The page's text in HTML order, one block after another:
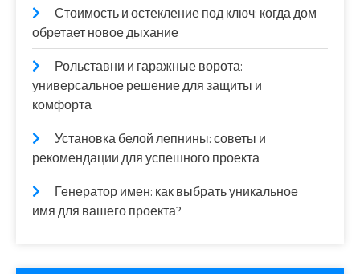
Стоимость и остекление под ключ: когда дом
обретает новое дыхание
Рольставни и гаражные ворота:
универсальное решение для защиты и
комфорта
Установка белой лепнины: советы и
рекомендации для успешного проекта
Генератор имен: как выбрать уникальное
имя для вашего проекта?